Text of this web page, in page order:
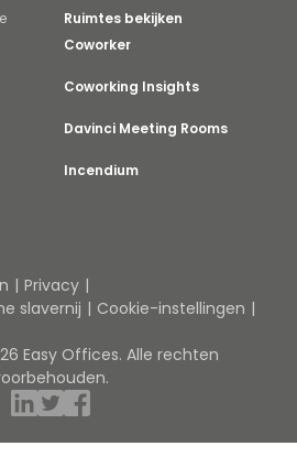
Ruimtes bekijken
Coworker
Coworking Insights
Davinci Meeting Rooms
Incendium
Privacy
slavernij
Cookie-instellingen
Easy Offices. Alle rechten